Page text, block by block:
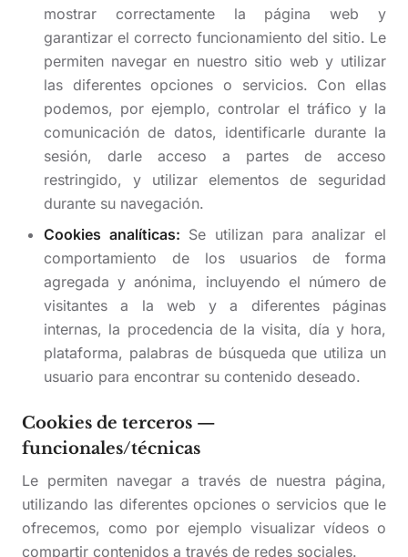
mostrar correctamente la página web y
garantizar el correcto funcionamiento del sitio. Le
permiten navegar en nuestro sitio web y utilizar
las diferentes opciones o servicios. Con ellas
podemos, por ejemplo, controlar el tráfico y la
comunicación de datos, identificarle durante la
sesión, darle acceso a partes de acceso
restringido, y utilizar elementos de seguridad
durante su navegación.
Cookies analíticas: Se utilizan para analizar el
comportamiento de los usuarios de forma
agregada y anónima, incluyendo el número de
visitantes a la web y a diferentes páginas
internas, la procedencia de la visita, día y hora,
plataforma, palabras de búsqueda que utiliza un
usuario para encontrar su contenido deseado.
Cookies de terceros —
funcionales/técnicas
Le permiten navegar a través de nuestra página,
utilizando las diferentes opciones o servicios que le
ofrecemos, como por ejemplo visualizar vídeos o
compartir contenidos a través de redes sociales.